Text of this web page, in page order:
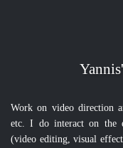
Work on video direction
etc. I do interact on the
(video editing, visual